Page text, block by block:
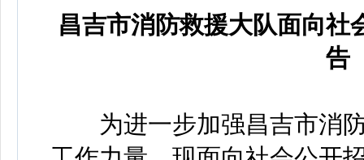
昌吉市消防救援大队面向社
告
为进一步加强昌吉市消防